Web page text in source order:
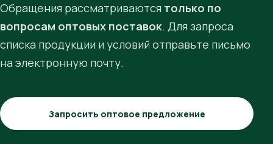
Обращения рассматриваются только по
вопросам оптовых поставок. Для запроса
списка продукции и условий отправьте письмо
на электронную почту.
Запросить оптовое предложение